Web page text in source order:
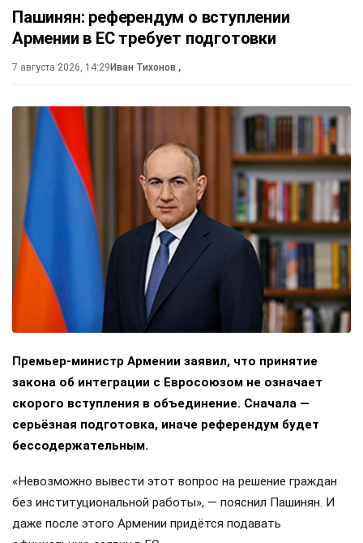
Пашинян: референдум о вступлении
Армении в ЕС требует подготовки
7 августа 2026, 14:29 Иван Тихонов ,
Премьер-министр Армении заявил, что принятие
закона об интеграции с Евросоюзом не означает
скорого вступления в объединение. Сначала —
серьёзная подготовка, иначе референдум будет
бессодержательным.
«Невозможно вывести этот вопрос на решение граждан
без институциональной работы», — пояснил Пашинян. И
даже после этого Армении придётся подавать